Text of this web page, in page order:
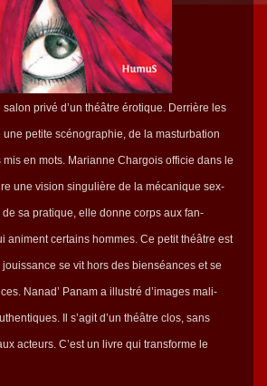
privé d’un théâtre éro­tique. Der­rière les
petite scéno­gra­phie, de la mas­tur­ba­tion
en mots. Mar­i­anne Char­go­is offi­cie dans le
une vision sin­gulière de la mécanique sex­
de sa pra­tique, elle donne corps aux fan­
ani­ment cer­tains hommes. Ce petit théâtre est
se vit hors des bien­séances et se
Nanad’ Panam a illus­tré d’im­ages mali­
Il s’ag­it d’un théâtre clos, sans
acteurs. C’est un livre qui trans­forme le